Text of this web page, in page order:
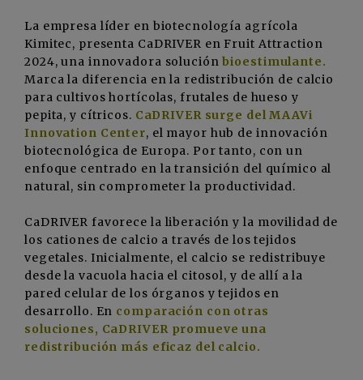
La empresa líder en biotecnología agrícola
Kimitec, presenta CaDRIVER en Fruit Attraction
2024, una innovadora soluciónbioestimulante.
Marca la diferencia en la redistribución de calcio
para cultivos hortícolas, frutales de hueso y
pepita, y cítricos. CaDRIVER surge del MAAVi
Innovation Center, el mayor hub de innovación
biotecnológica de Europa. Por tanto, con un
enfoque centrado en la transición del químico al
natural, sin comprometer la productividad.
CaDRIVER favorece la liberación y la movilidad de
los cationes de calcio a través de los tejidos
vegetales. Inicialmente, el calcio se redistribuye
desde la vacuola hacia el citosol, y de allí a la
pared celular de los órganos y tejidos en
desarrollo. En comparación con otras
soluciones, CaDRIVER promueve una
redistribución más eficaz del calcio.